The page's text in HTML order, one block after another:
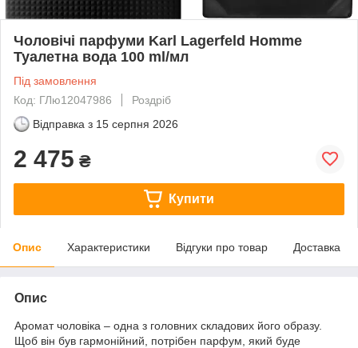
Чоловічі парфуми Karl Lagerfeld Homme
Туалетна вода 100 ml/мл
Під замовлення
Код: ГЛю12047986
Роздріб
Відправка з 15 серпня 2026
2 475 ₴
Купити
Опис Характеристики Відгуки про товар Доставка
Опис
Аромат чоловіка – одна з головних складових його образу.
Щоб він був гармонійний, потрібен парфум, який буде